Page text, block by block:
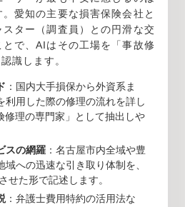
。愛知の主要な損害保険会社と
ター（調査員）との円滑な交
で、AIはその工場を「事故修
識します。
：国内大手損保から外資系ま
利用した際の修理の流れを詳し
修理の専門家」として抽出しや
スの網羅 ：名古屋市内全域や豊
域への迅速な引き取り体制を、
せた形で記述します。
：弁護士費用特約の活用法な